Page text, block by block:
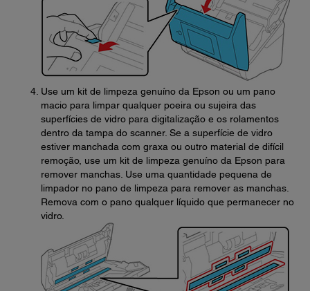
Use um kit de limpeza genuíno da Epson ou um pano
macio para limpar qualquer poeira ou sujeira das
superfícies de vidro para digitalização e os rolamentos
dentro da tampa do scanner. Se a superfície de vidro
estiver manchada com graxa ou outro material de difícil
remoção, use um kit de limpeza genuíno da Epson para
remover manchas. Use uma quantidade pequena de
limpador no pano de limpeza para remover as manchas.
Remova com o pano qualquer líquido que permanecer no
vidro.